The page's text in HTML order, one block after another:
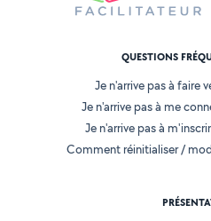
QUESTIONS
Je n'arrive pas à faire
Je n'arrive pas à me
Je n'arrive pas à
Comment réinitialiser /